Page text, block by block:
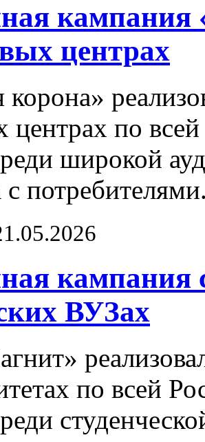
кампания
центрах
корона»
центрах по
широкой
с
кампания
ВУЗах
по всей